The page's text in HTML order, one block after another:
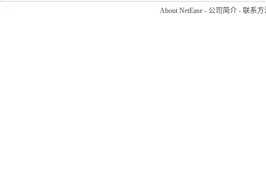
About NetEase - 公司简介 - 联系方